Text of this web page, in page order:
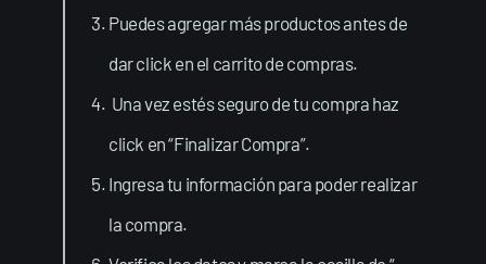
Puedes agregar más productos antes de
dar click en el carrito de compras.
Una vez estés seguro de tu compra haz
click en “Finalizar Compra”.
Ingresa tu información para poder realizar
la compra.